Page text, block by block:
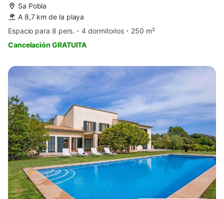
Sa Pobla
A 8,7 km de la playa
Espacio para 8 pers.
4 dormitorios
250 m²
Cancelación GRATUITA